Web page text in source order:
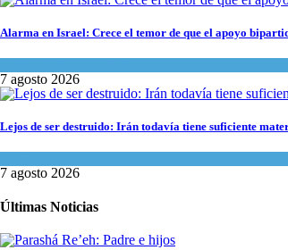
Alarma en Israel: Crece el temor de que el apoyo
7 agosto 2026
Lejos de ser destruido: Irán todavía tiene suficiente
7 agosto 2026
Últimas Noticias